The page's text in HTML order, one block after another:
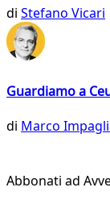
di Stefano Vicari
Guardiamo a
di Marco
Abbonati ad